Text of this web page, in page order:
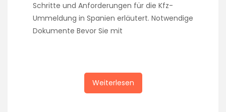
Schritte und Anforderungen für die Kfz-
Ummeldung in Spanien erläutert. Notwendige
Dokumente Bevor Sie mit
Weiterlesen